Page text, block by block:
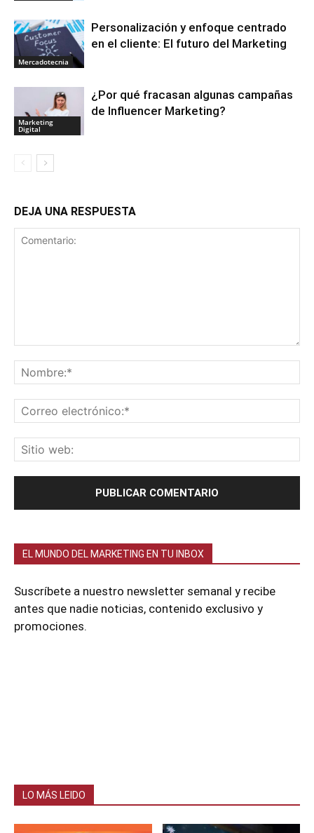
Mercadotecnia
Personalización y enfoque centrado
en el cliente: El futuro del Marketing
Marketing
Digital
¿Por qué fracasan algunas campañas
de Influencer Marketing?
DEJA UNA RESPUESTA
EL MUNDO DEL MARKETING EN TU INBOX
Suscríbete a nuestro newsletter semanal y recibe
antes que nadie noticias, contenido exclusivo y
promociones.
LO MÁS LEIDO